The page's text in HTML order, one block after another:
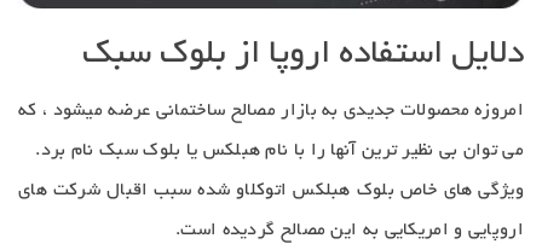
دلایل استفاده اروپا از بلوک سبک
امروزه محصولات جدیدی به بازار مصالح ساختمانی عرضه میشود ، که
می توان بی نظیر ترین آنها را با نام هبلکس یا بلوک سبک نام برد.
ویژگی های خاص بلوک هبلکس اتوکلاو شده سبب اقبال شرکت های
اروپایی و امریکایی به این مصالح گردیده است.